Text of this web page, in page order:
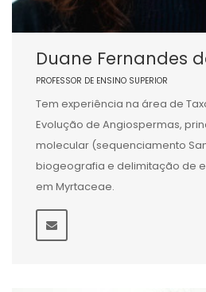
Duane Fernandes
PROFESSOR DE ENSINO SUPERIOR
Tem experiência na área de
Evolução de Angiospermas,
molecular (sequenciamento
biogeografia e delimitação de
em Myrtaceae.